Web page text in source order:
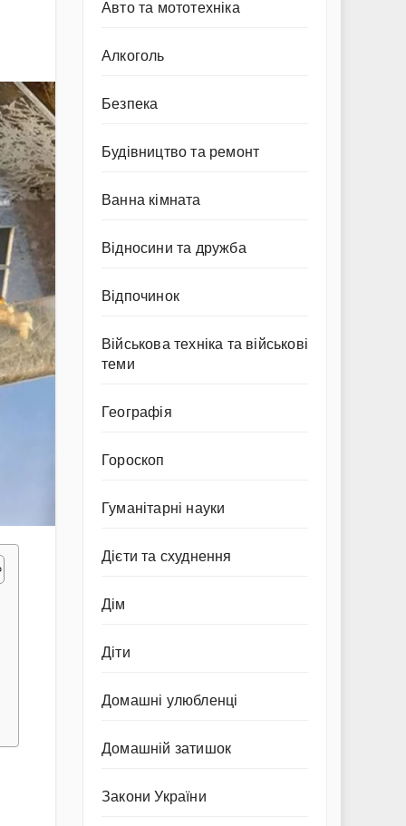
Авто та мототехніка
Алкоголь
Безпека
Будівництво та ремонт
Ванна кімната
Відносини та дружба
Відпочинок
Військова техніка та військові
теми
Географія
Гороскоп
Гуманітарні науки
Дієти та схуднення
Дім
Діти
Домашні улюбленці
Домашній затишок
Закони України